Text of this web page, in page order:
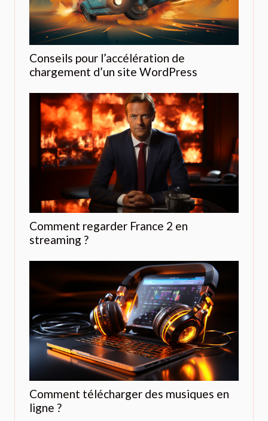
Conseils pour l’accélération de
chargement d’un site WordPress
Comment regarder France 2 en
streaming ?
Comment télécharger des musiques en
ligne ?